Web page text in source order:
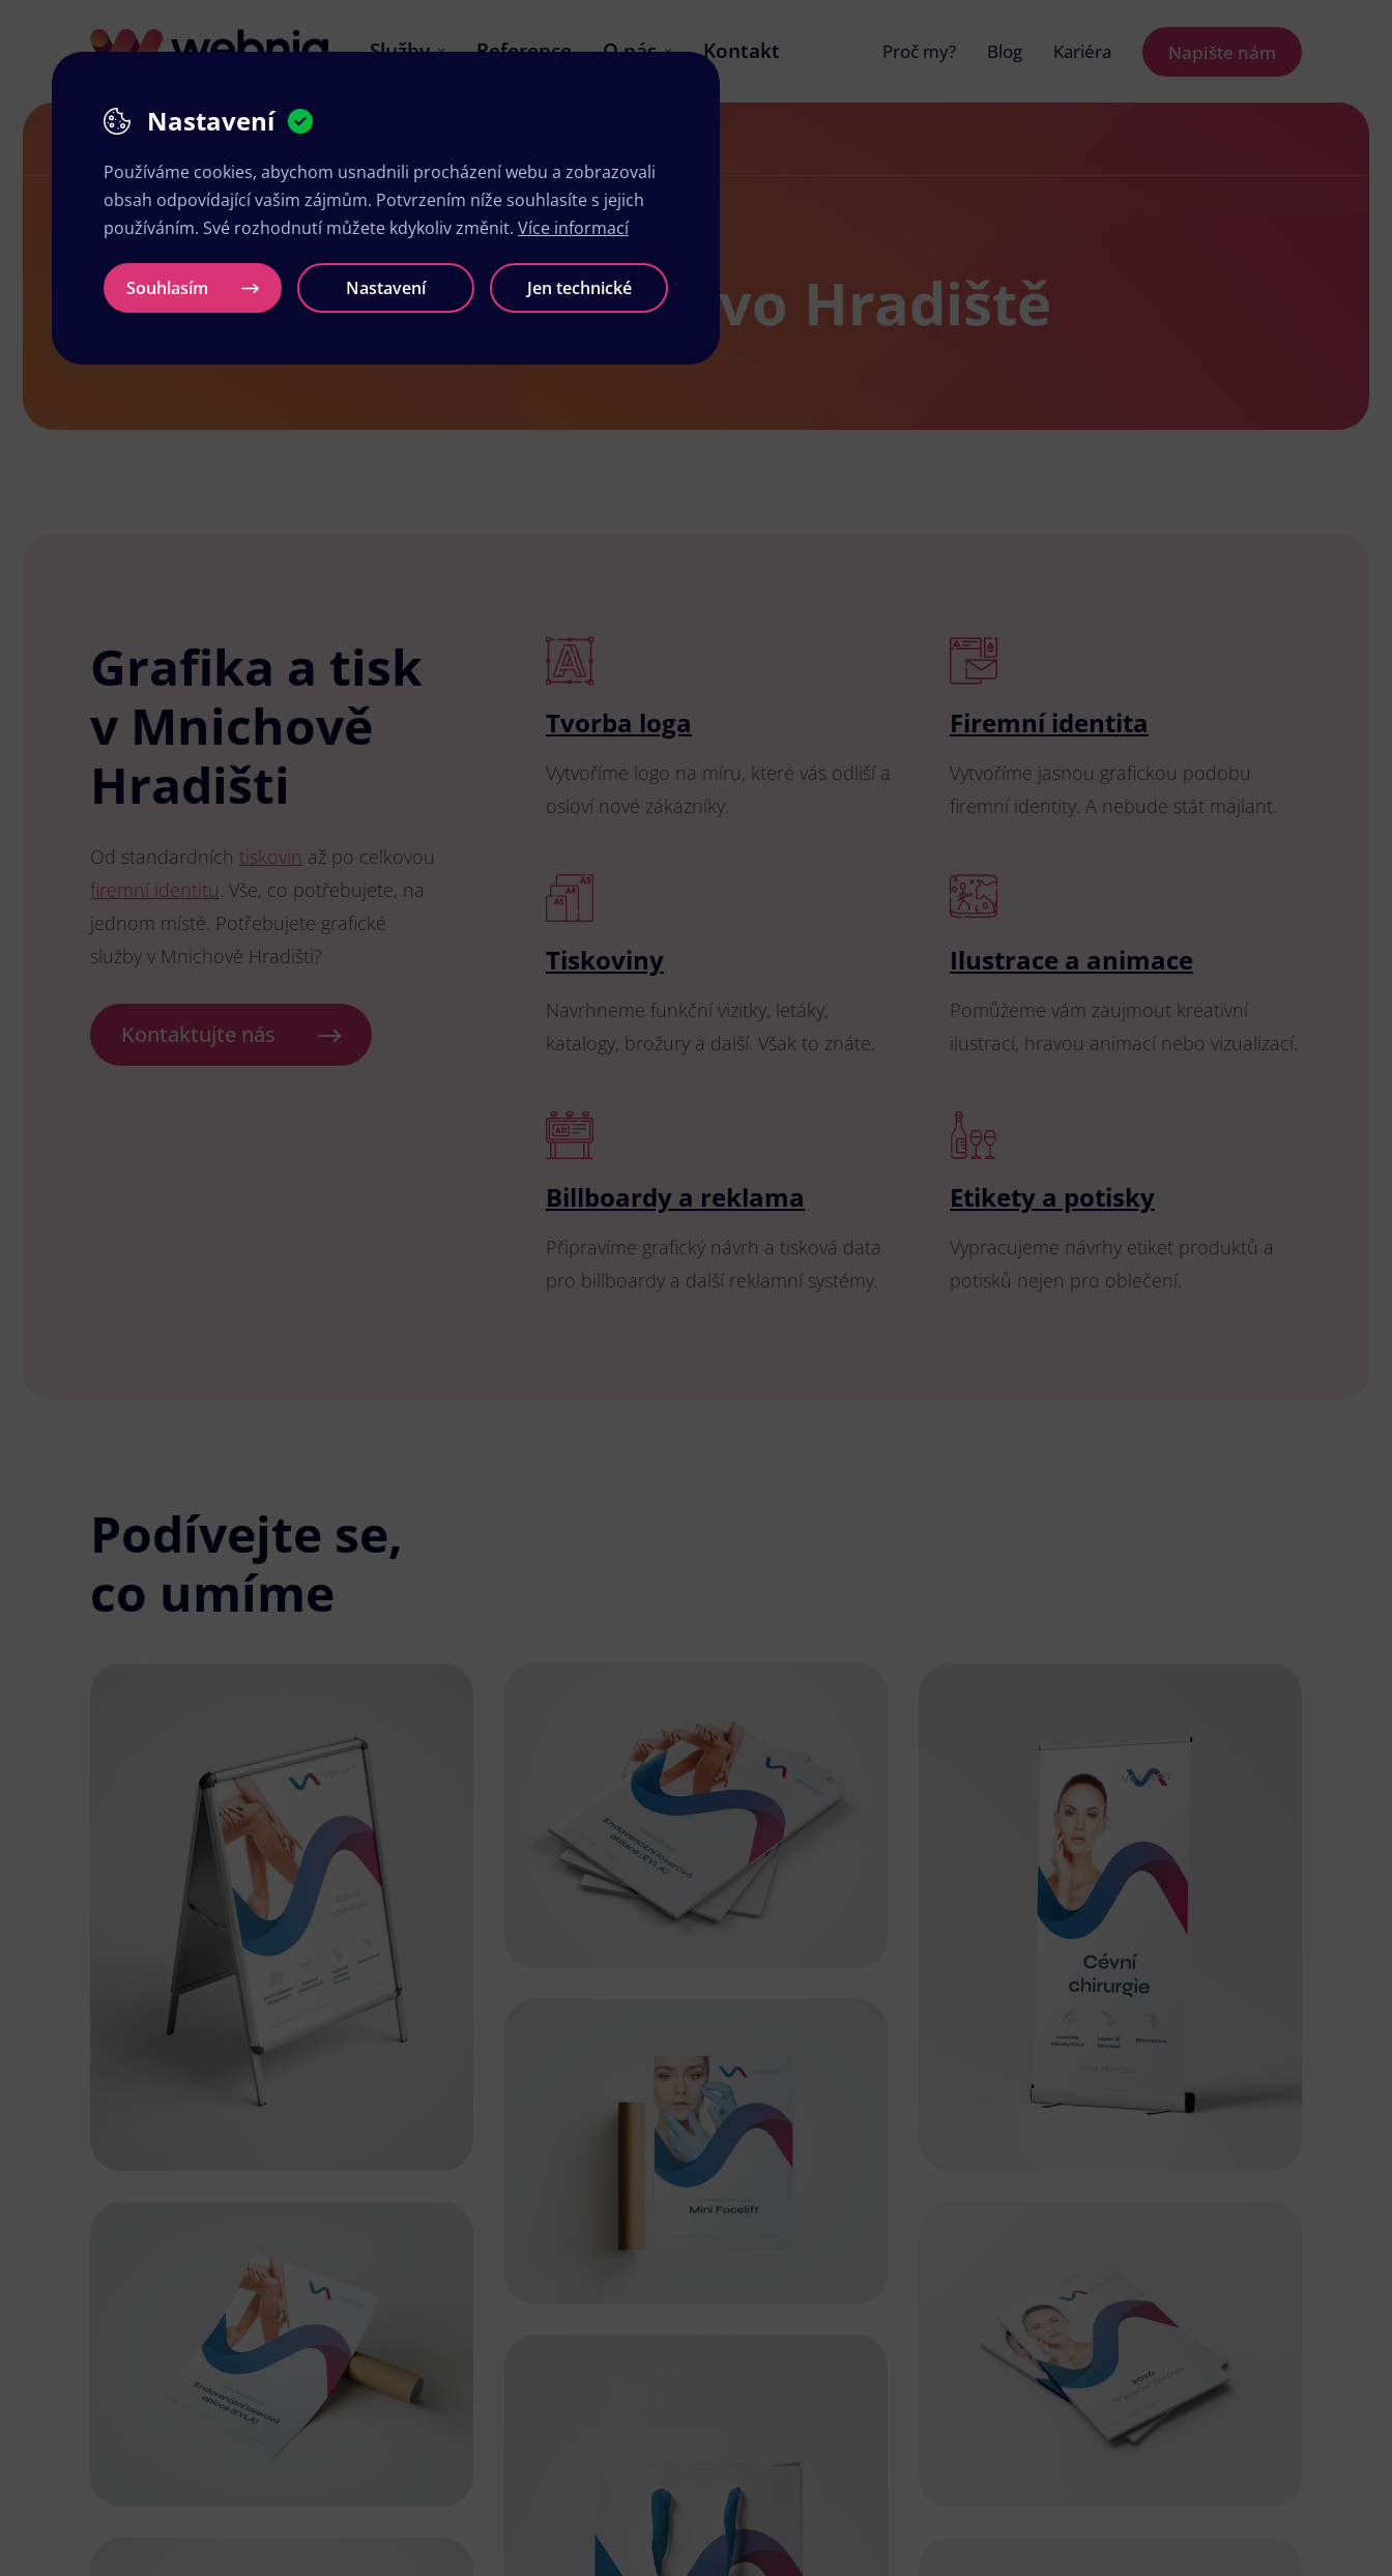
Služby Reference O nás Kontakt Proč my? Blog Kariéra Napište nám
Grafika a tisk Mnichovo Hradiště
Grafika a tisk Mnichovo Hradiště
Grafika a tisk
v Mnichově
Hradišti
Od standardních tiskovin až po celkovou
firemní identitu. Vše, co potřebujete, na
jednom místě. Potřebujete grafické
služby v Mnichově Hradišti?
Kontaktujte nás
Tvorba loga
Vytvoříme logo na míru, které vás odliší a
osloví nové zákazníky.
Firemní identita
Vytvoříme jasnou grafickou podobu
firemní identity. A nebude stát majlant.
Tiskoviny
Navrhneme funkční vizitky, letáky,
katalogy, brožury a další. Však to znáte.
Ilustrace a animace
Pomůžeme vám zaujmout kreativní
ilustrací, hravou animací nebo vizualizací.
Billboardy a reklama
Připravíme grafický návrh a tisková data
pro billboardy a další reklamní systémy.
Etikety a potisky
Vypracujeme návrhy etiket produktů a
potisků nejen pro oblečení.
Podívejte se,
co umíme
Nastavení
Používáme cookies, abychom usnadnili procházení webu a zobrazovali
obsah odpovídající vašim zájmům. Potvrzením níže souhlasíte s jejich
používáním. Své rozhodnutí můžete kdykoliv změnit. Více informací
Souhlasím Nastavení Jen technické